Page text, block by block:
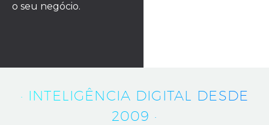
o seu negócio.
· INTELIGÊNCIA DIGITAL DESDE
2009 ·